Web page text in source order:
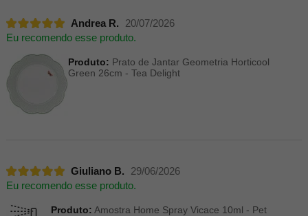
Andrea R.
20/07/2026
Eu recomendo esse produto.
Produto: Prato de Jantar Geometria Horticool
Green 26cm - Tea Delight
Giuliano B.
29/06/2026
Eu recomendo esse produto.
Produto: Amostra Home Spray Vicace 10ml - Pet